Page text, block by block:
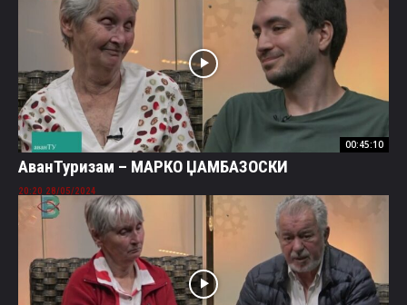
00:45:10
АванТуризам – МАРКО ЏАМБАЗОСКИ
28/05/2024 20:20